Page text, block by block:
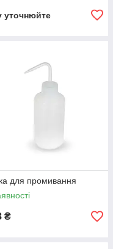
уточнюйте
для промивання
₴